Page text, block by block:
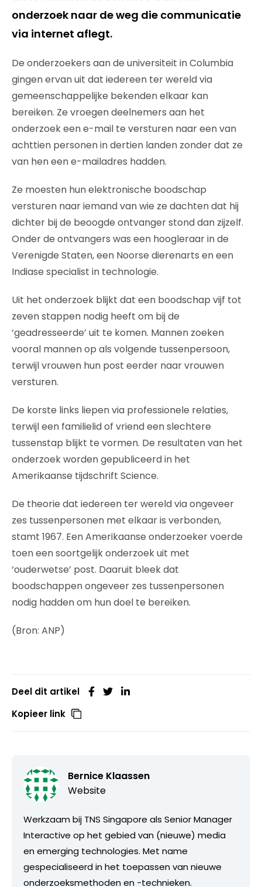
onderzoek naar de weg die communicatie
via internet aflegt.
De onderzoekers aan de universiteit in Columbia
gingen ervan uit dat iedereen ter wereld via
gemeenschappelijke bekenden elkaar kan
bereiken. Ze vroegen deelnemers aan het
onderzoek een e-mail te versturen naar een van
achttien personen in dertien landen zonder dat ze
van hen een e-mailadres hadden.
Ze moesten hun elektronische boodschap
versturen naar iemand van wie ze dachten dat hij
dichter bij de beoogde ontvanger stond dan zijzelf.
Onder de ontvangers was een hoogleraar in de
Verenigde Staten, een Noorse dierenarts en een
Indiase specialist in technologie.
Uit het onderzoek blijkt dat een boodschap vijf tot
zeven stappen nodig heeft om bij de
‘geadresseerde’ uit te komen. Mannen zoeken
vooral mannen op als volgende tussenpersoon,
terwijl vrouwen hun post eerder naar vrouwen
versturen.
De korste links liepen via professionele relaties,
terwijl een familielid of vriend een slechtere
tussenstap blijkt te vormen. De resultaten van het
onderzoek worden gepubliceerd in het
Amerikaanse tijdschrift Science.
De theorie dat iedereen ter wereld via ongeveer
zes tussenpersonen met elkaar is verbonden,
stamt 1967. Een Amerikaanse onderzoeker voerde
toen een soortgelijk onderzoek uit met
‘ouderwetse’ post. Daaruit bleek dat
boodschappen ongeveer zes tussenpersonen
nodig hadden om hun doel te bereiken.
(Bron: ANP)
Deel dit artikel
Kopieer link
Bernice Klaassen
Website
Werkzaam bij TNS Singapore als Senior Manager
Interactive op het gebied van (nieuwe) media
en emerging technologies. Met name
gespecialiseerd in het toepassen van nieuwe
onderzoeksmethoden en -technieken.